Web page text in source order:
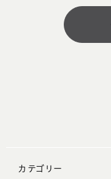
カテゴリー